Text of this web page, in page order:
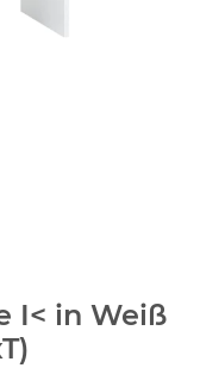
I< in Weiß